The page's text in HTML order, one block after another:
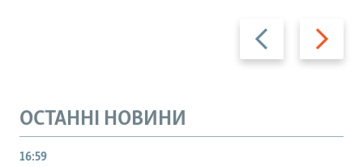
Назад Вперед
ОСТАННІ НОВИНИ
16:59